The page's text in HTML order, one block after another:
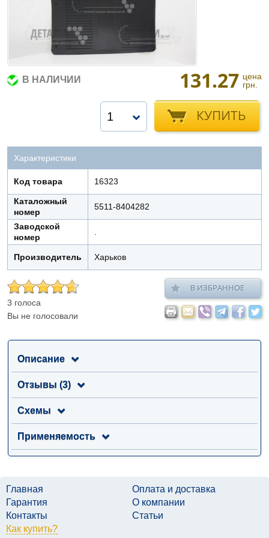
В НАЛИЧИИ 131.27 цена
грн.
КУПИТЬ
1
Характеристики
Код товара 16323
Каталожный
номер
5511-8404282
Заводской
номер
Производитель Харьков
3 голоса
Вы не голосовали
В ИЗБРАННОЕ
Описание
Отзывы (3)
Схемы
Применяемость
Главная
Оплата и доставка
Гарантия
О компании
Контакты
Статьи
Как купить?